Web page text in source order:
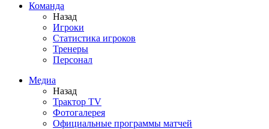
Команда
Назад
Игроки
Статистика игроков
Тренеры
Персонал
Медиа
Назад
Трактор TV
Фотогалерея
Официальные программы матчей